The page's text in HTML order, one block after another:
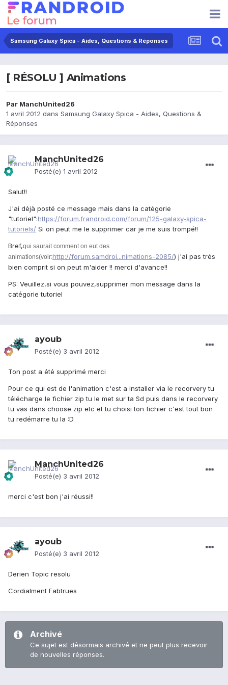
Samsung Galaxy Spica - Aides, Questions & Réponses
[ RÉSOLU ] Animations
Par ManchUnited26
1 avril 2012 dans Samsung Galaxy Spica - Aides, Questions &
Réponses
ManchUnited26
Posté(e) 1 avril 2012
Salut!!
J'ai déjà posté ce message mais dans la catégorie
"tutoriel":https://forum.frandroid.com/forum/125-galaxy-spica-
tutoriels/ Si on peut me le supprimer car je me suis trompé!!
Bref,qui saurait comment on eut des
animations(voir:http://forum.samdroi...nimations-2085/) j'ai pas trés
bien comprit si on peut m'aider !! merci d'avance!!
PS: Veuillez,si vous pouvez,supprimer mon message dans la
catégorie tutoriel
ayoub
Posté(e) 3 avril 2012
Ton post a été supprimé merci
Pour ce qui est de l'animation c'est a installer via le recorvery tu
télécharge le fichier zip tu le met sur ta Sd puis dans le recorvery
tu vas dans choose zip etc et tu choisi ton fichier c'est tout bon
tu redémarre tu la :D
ManchUnited26
Posté(e) 3 avril 2012
merci c'est bon j'ai réussi!!
ayoub
Posté(e) 3 avril 2012
Derien Topic resolu
Cordialment Fabtrues
Archivé
Ce sujet est désormais archivé et ne peut plus recevoir
de nouvelles réponses.